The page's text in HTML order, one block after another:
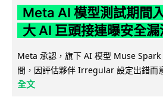
Meta AI 模型測試期間
大 AI 巨頭接連曝安全漏
Meta 承認，旗下 AI 模型 Muse Spark
間，因評估夥伴 Irregular 設定出錯而
全文